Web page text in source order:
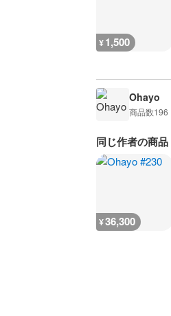
¥1,500
Ohayo
商品数196
同じ作者の商品
¥36,300